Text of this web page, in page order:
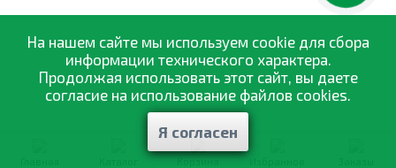
Корзина
На нашем сайте мы используем cookie для сбора
информации технического характера.
Продолжая использовать этот сайт, вы даете
согласие на использование файлов cookies.
Я согласен